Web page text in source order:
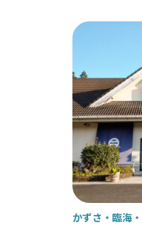
かずさ・臨海